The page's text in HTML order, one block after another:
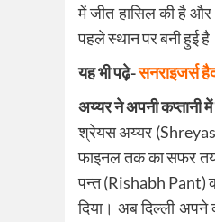
में जीत हासिल की है
पहले स्थान पर बनी हुई
यह भी पढ़े-सनराइजर्स
अय्यर ने अपनी कप्तानी
श्रेयस अय्यर (Shreyas
फाइनल तक का सफर
पन्त (Rishabh Pant)
दिया। अब दिल्ली